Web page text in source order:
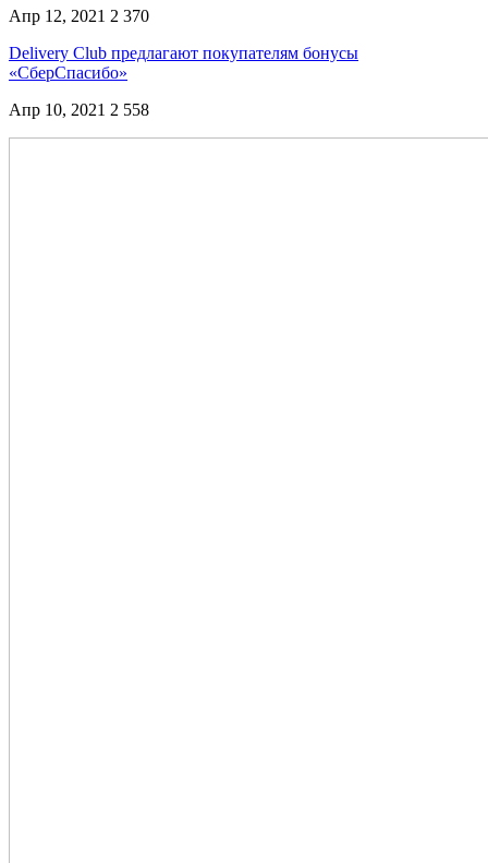
Апр 12, 2021 2 370
Delivery Club предлагают покупателям бонусы
«СберСпасибо»
Апр 10, 2021 2 558